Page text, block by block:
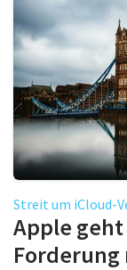
Streit um iCloud-
Apple
Forderung